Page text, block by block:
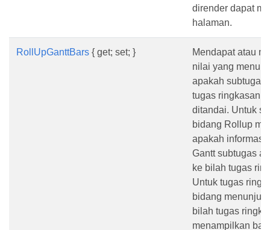
dirender dapat
halaman.
RollUpGanttBars { get; set; }
Mendapat atau
nilai yang
apakah subtugas
tugas ringkasan
ditandai. Untuk
bidang Rollup
apakah informasi
Gantt subtugas
ke bilah tugas
Untuk tugas
bidang
bilah tugas
menampilkan bar